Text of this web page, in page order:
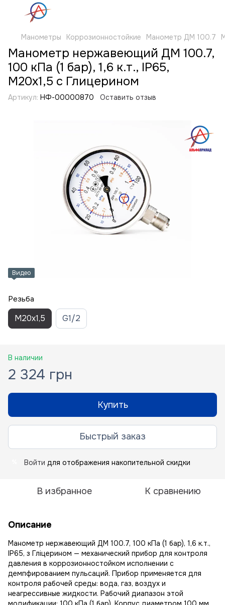
Манометры Коррозионностойкие Манометр ДМ 100.7
Манометр нержавеющий ДМ 100.7,
100 кПа (1 бар), 1,6 к.т., IP65,
М20х1,5 с Глицерином
Артикул: НФ-00000870 Оставить отзыв
Видео
Резьба
M20x1,5 G1/2
В наличии
2 324 грн
Купить
Быстрый заказ
Войти для отображения накопительной скидки
В избранное К сравнению
Описание
Манометр нержавеющий ДМ 100.7, 100 кПа (1 бар), 1,6 к.т.,
IP65, з Гліцерином — механический прибор для контроля
давления в коррозионностойком исполнении с
демпфированием пульсаций. Прибор применяется для
контроля рабочей среды: вода, газ, воздух и
неагрессивные жидкости. Рабочий диапазон этой